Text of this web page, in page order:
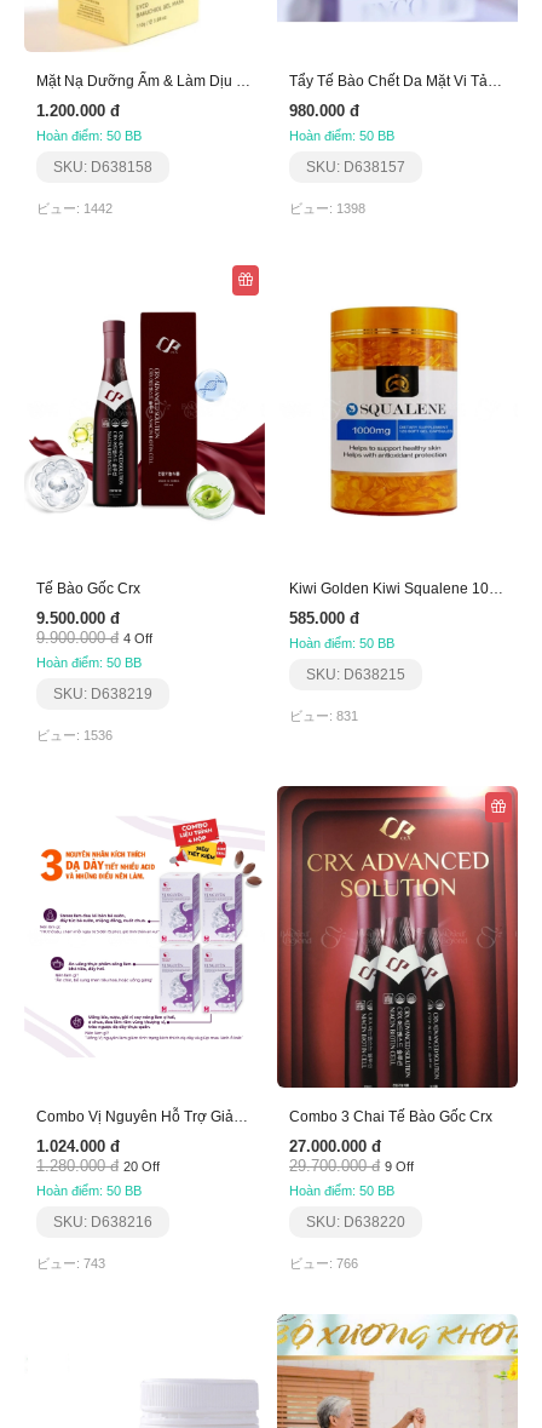
1.200.000 đ
Hoàn điểm: 50 BB
SKU: D638158
ビュー: 1442
980.000 đ
Hoàn điểm: 50 BB
SKU: D638157
ビュー: 1398
Tế Bào Gốc Crx
9.500.000 đ
9.900.000 đ 4 Off
Hoàn điểm: 50 BB
SKU: D638219
ビュー: 1536
Kiwi Golden Kiwi Squalene 1000Mg Soft Gel Capsule
585.000 đ
Hoàn điểm: 50 BB
SKU: D638215
ビュー: 831
Combo Vị Nguyên Hỗ Trợ Giảm Viêm Loét Dạ Dày
1.024.000 đ
1.280.000 đ 20 Off
Hoàn điểm: 50 BB
SKU: D638216
ビュー: 743
Combo 3 Chai Tế Bào Gốc Crx
27.000.000 đ
29.700.000 đ 9 Off
Hoàn điểm: 50 BB
SKU: D638220
ビュー: 766